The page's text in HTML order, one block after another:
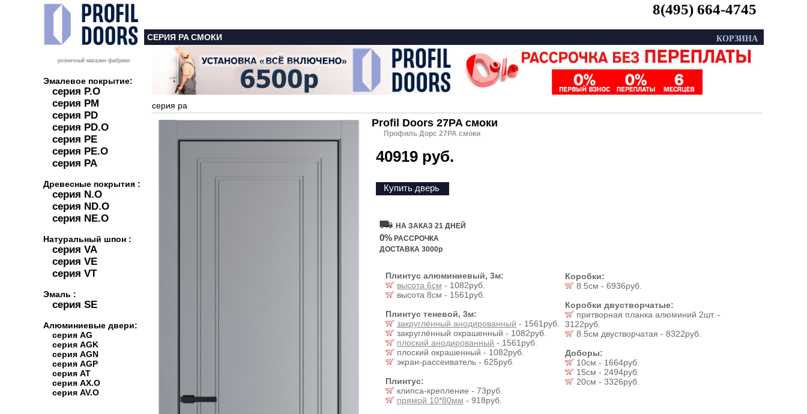
розничный магазин фабрики
Эмалевое покрытие:
серия P.O
серия PM
серия PD
серия PD.O
серия PE
серия PE.O
серия PA
Древесные покрытия :
серия N.O
серия ND.O
серия NE.O
Натуральный шпон :
серия VA
серия VE
серия VT
Эмаль :
серия SE
Алюминиевые двери:
серия AG
серия AGK
серия AGN
серия AGP
серия AT
серия AX.O
серия AV.O
8(495) 664-4745
КОРЗИНА
СЕРИЯ PA СМОКИ
серия pa
Profil Doors 27PA смоки
Профиль Дорс 27PA смоки
40919 руб.
Купить дверь
НА ЗАКАЗ 21 ДНЕЙ
0% РАССРОЧКА
ДОСТАВКА 3000р
Плинтус алюминиевый, 3м:
высота 6см - 1082руб.
высота 8см - 1561руб.
Плинтус теневой, 3м:
закруглённый анодированный - 1561руб.
закруглённый окрашенный - 1082руб.
плоский анодированный - 1561руб.
плоский окрашенный - 1082руб.
экран-рассеиватель - 625руб.
Плинтус:
клипса-крепление - 73руб.
прямой 10*80мм - 918руб.
Коробки:
8.5см - 6936руб.
Коробки двустворчатые:
притворная планка алюминий 2шт. -
3122руб.
8.5см двустворчатая - 8322руб.
Доборы:
10см - 1664руб.
15см - 2494руб.
20см - 3326руб.